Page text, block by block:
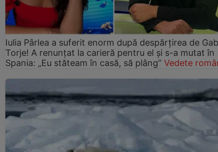
Iulia Pârlea a suferit enorm după despărțirea de
Torje! A renunțat la carieră pentru el și s-a mutat în
Spania: „Eu stăteam în casă, să plâng” Vedete